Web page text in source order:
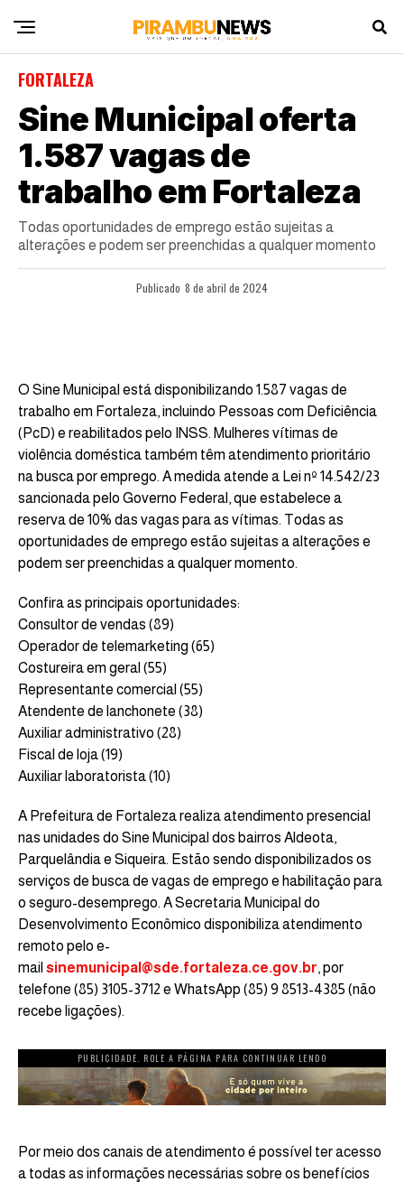
FORTALEZA
Sine Municipal oferta
1.587 vagas de
trabalho em Fortaleza
Todas oportunidades de emprego estão sujeitas a
alterações e podem ser preenchidas a qualquer momento
Publicado 8 de abril de 2024
O Sine Municipal está disponibilizando 1.587 vagas de
trabalho em Fortaleza, incluindo Pessoas com Deficiência
(PcD) e reabilitados pelo INSS. Mulheres vítimas de
violência doméstica também têm atendimento prioritário
na busca por emprego. A medida atende a Lei nº 14.542/23
sancionada pelo Governo Federal, que estabelece a
reserva de 10% das vagas para as vítimas. Todas as
oportunidades de emprego estão sujeitas a alterações e
podem ser preenchidas a qualquer momento.
Confira as principais oportunidades:
Consultor de vendas (89)
Operador de telemarketing (65)
Costureira em geral (55)
Representante comercial (55)
Atendente de lanchonete (38)
Auxiliar administrativo (28)
Fiscal de loja (19)
Auxiliar laboratorista (10)
A Prefeitura de Fortaleza realiza atendimento presencial
nas unidades do Sine Municipal dos bairros Aldeota,
Parquelândia e Siqueira. Estão sendo disponibilizados os
serviços de busca de vagas de emprego e habilitação para
o seguro-desemprego. A Secretaria Municipal do
Desenvolvimento Econômico disponibiliza atendimento
remoto pelo e-
mail sinemunicipal@sde.fortaleza.ce.gov.br, por
telefone (85) 3105-3712 e WhatsApp (85) 9 8513-4385 (não
recebe ligações).
PUBLICIDADE. ROLE A PÁGINA PARA CONTINUAR LENDO
Por meio dos canais de atendimento é possível ter acesso
a todas as informações necessárias sobre os benefícios